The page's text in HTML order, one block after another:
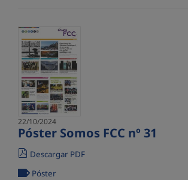
22/10/2024
Póster Somos FCC nº 31
Descargar PDF
Póster